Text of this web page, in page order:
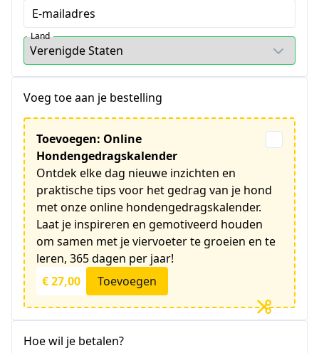
E-mailadres
Land
Voeg toe aan je bestelling
Toevoegen: Online
Hondengedragskalender
Ontdek elke dag nieuwe inzichten en
praktische tips voor het gedrag van je hond
met onze online hondengedragskalender.
Laat je inspireren en gemotiveerd houden
om samen met je viervoeter te groeien en te
leren, 365 dagen per jaar!
€ 27,00
Toevoegen
Hoe wil je betalen?